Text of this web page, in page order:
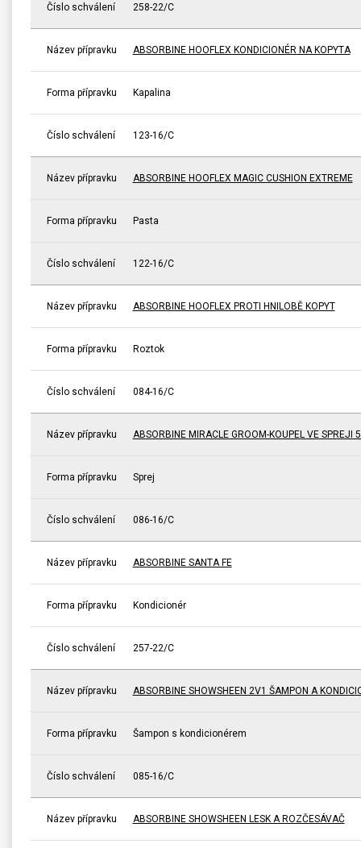
Číslo schválení 258-22/C
Název přípravku ABSORBINE HOOFLEX KONDICIONÉR NA KOPYTA
Forma přípravku Kapalina
Číslo schválení 123-16/C
Název přípravku ABSORBINE HOOFLEX MAGIC CUSHION EXTREME
Forma přípravku Pasta
Číslo schválení 122-16/C
Název přípravku ABSORBINE HOOFLEX PROTI HNILOBĚ KOPYT
Forma přípravku Roztok
Číslo schválení 084-16/C
Název přípravku ABSORBINE MIRACLE GROOM-KOUPEL VE SPREJI
Forma přípravku Sprej
Číslo schválení 086-16/C
Název přípravku ABSORBINE SANTA FE
Forma přípravku Kondicionér
Číslo schválení 257-22/C
Název přípravku ABSORBINE SHOWSHEEN 2V1 ŠAMPON A
Forma přípravku Šampon s kondicionérem
Číslo schválení 085-16/C
Název přípravku ABSORBINE SHOWSHEEN LESK A ROZČESÁVAČ